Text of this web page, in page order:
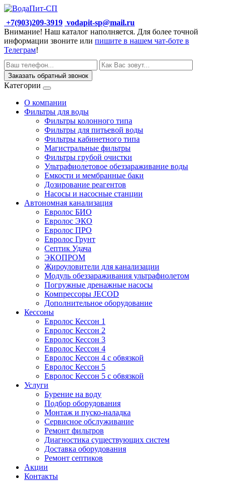
+7(903)209-3919 vodapit-sp@mail.ru
Внимание! Наш каталог наполняется. Для более точной
информации звоните или пишите в нашем чат-боте в
Телеграм!
Заказать обратный звонок
Категории
О компании
Фильтры для воды
Фильтры колонного типа
Фильтры для питьевой воды
Фильтры кабинетного типа
Магистральные фильтры
Фильтры грубой очистки
Ультрафиолетовое обеззараживание воды
Емкости и мембранные баки
Дозирование реагентов
Насосы и насосные станции
Автономная канализация
Евролос БИО
Евролос ЭКО
Евролос ПРО
Евролос Грунт
Септик Удача
ЭКОПРОМ
Жироуловители для канализации
Модуль обеззараживания ультрафиолетом
Погружные дренажные насосы
Компрессоры JECOD
Дополнительное оборудование
Кессоны
Евролос Кессон 1
Евролос Кессон 2
Евролос Кессон 3
Евролос Кессон 4
Евролос Кессон 4 с обвязкой
Евролос Кессон 5
Евролос Кессон 5 с обвязкой
Услуги
Бурение на воду
Подбор оборудования
Монтаж и пуско-наладка
Сервисное обслуживание
Ремонт фильтров
Диагностика существующих систем
Доставка оборудования
Ремонт септиков
Акции
Контакты